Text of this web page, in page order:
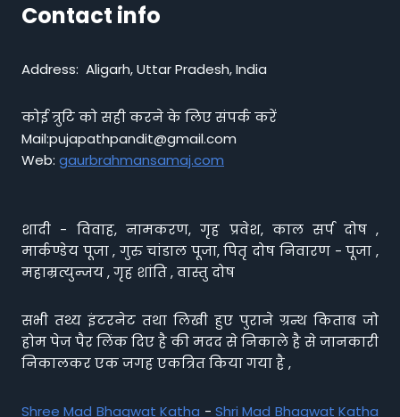
Contact info
Address: Aligarh, Uttar Pradesh, India
कोई त्रुटि को सही करने के लिए संपर्क करें
Mail:pujapathpandit@gmail.com
Web: gaurbrahmansamaj.com
शादी - विवाह, नामकरण, गृह प्रवेश, काल सर्प दोष ,
मार्कण्डेय पूजा , गुरु चांडाल पूजा, पितृ दोष निवारण - पूजा ,
महाम्रत्युन्जय , गृह शांति , वास्तु दोष
सभी तथ्य इंटरनेट तथा लिखी हुए पुराने ग्रन्थ किताब जो
होम पेज पैर लिंक दिए है की मदद से निकाले है से जानकारी
निकालकर एक जगह एकत्रित किया गया है ,
Shree Mad Bhagwat Katha - Shri Mad Bhagwat Katha